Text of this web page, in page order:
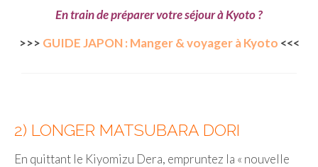
En train de préparer votre séjour à Kyoto ?
>>> GUIDE JAPON : Manger & voyager à Kyoto <<<
2) LONGER MATSUBARA DORI
En quittant le Kiyomizu Dera, empruntez la « nouvelle